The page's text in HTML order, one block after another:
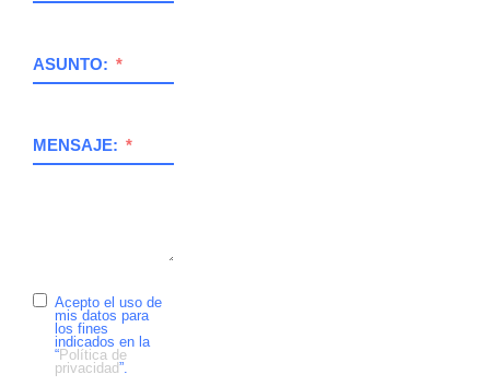
ASUNTO:
MENSAJE:
Acepto el uso de
mis datos para
los fines
indicados en la
“Política de
privacidad”.